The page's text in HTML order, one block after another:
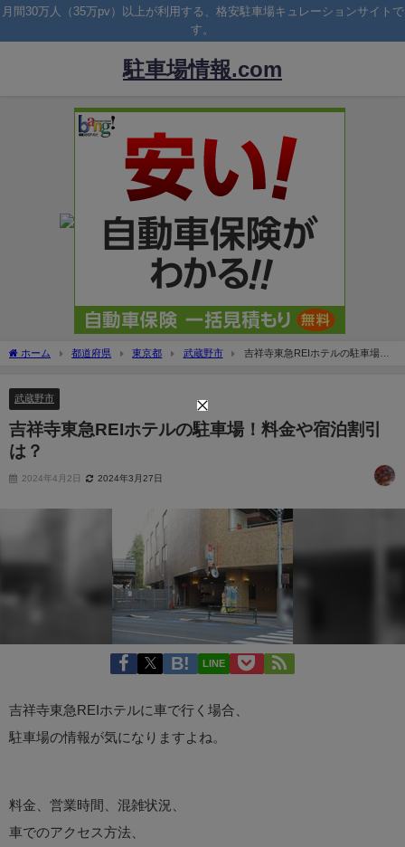
月間30万人（35万pv）以上が利用する、格安駐車場キュレーションサイトで
す。
駐車場情報.com
ホーム 都道府県 東京都 武蔵野市
吉祥寺東急REIホテルの駐車場！
武蔵野市
吉祥寺東急REIホテルの駐車場！料金や宿泊割引
は？
2024年4月2日 2024年3月27日
LINE
吉祥寺東急REIホテルに車で行く場合、
駐車場の情報が気になりますよね。
料金、営業時間、混雑状況、
車でのアクセス方法、